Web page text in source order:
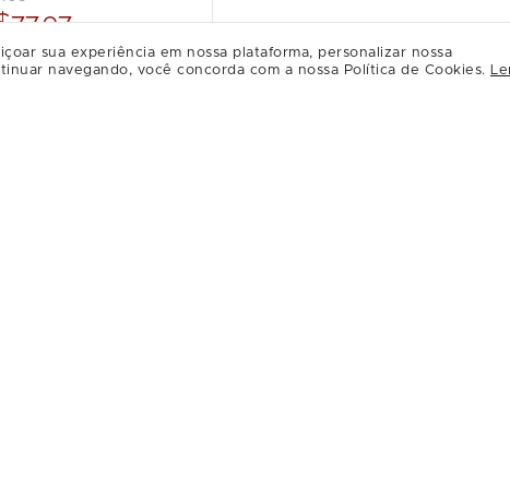
sua experiência em nossa plataforma, personalizar nossa
navegando, você concorda com a nossa Política de Cookies.